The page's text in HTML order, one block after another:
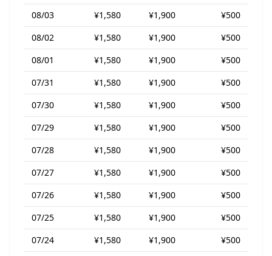
08/03 ¥1,580 ¥1,900
¥500
08/02
¥1,580 ¥1,900
¥500
08/01
¥1,580 ¥1,900
¥500
07/31
¥1,580 ¥1,900
¥500
07/30
¥1,580 ¥1,900
¥500
07/29
¥1,580 ¥1,900
¥500
07/28
¥1,580 ¥1,900
¥500
07/27
¥1,580 ¥1,900
¥500
07/26
¥1,580 ¥1,900
¥500
07/25
¥1,580 ¥1,900
¥500
07/24
¥1,580 ¥1,900
¥500